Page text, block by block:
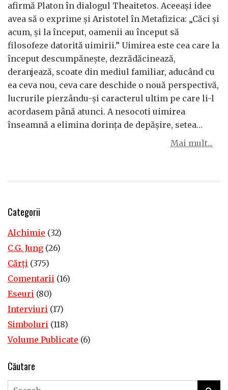
afirmă Platon în dialogul Theaitetos. Aceeași idee
avea să o exprime și Aristotel în Metafizica: „Căci și
acum, și la început, oamenii au început să
filosofeze datorită uimirii.” Uimirea este cea care la
început descumpănește, dezrădăcinează,
deranjează, scoate din mediul familiar, aducând cu
ea ceva nou, ceva care deschide o nouă perspectivă,
lucrurile pierzându-și caracterul ultim pe care li-l
acordasem până atunci. A nesocoti uimirea
înseamnă a elimina dorința de depășire, setea…
Mai mult...
Categorii
Alchimie (32)
C.G. Jung (26)
Cărţi (375)
Comentarii (16)
Eseuri (80)
Interviuri (17)
Simboluri (118)
Volume Publicate (6)
Căutare